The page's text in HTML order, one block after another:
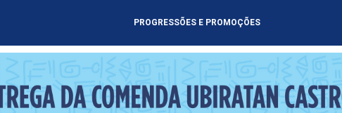
PROGRESSÕES E PROMOÇÕES